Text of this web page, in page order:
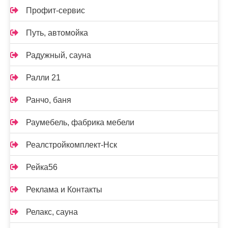
Профит-сервис
Путь, автомойка
Радужный, сауна
Ралли 21
Ранчо, баня
Раумебель, фабрика мебели
Реалстройкомплект-Нск
Рейка56
Реклама и Контакты
Релакс, сауна